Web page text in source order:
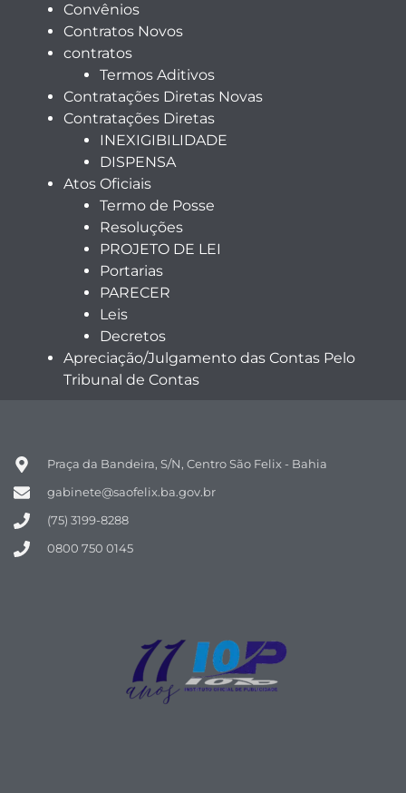
Convênios
Contratos Novos
contratos
Termos Aditivos
Contratações Diretas Novas
Contratações Diretas
INEXIGIBILIDADE
DISPENSA
Atos Oficiais
Termo de Posse
Resoluções
PROJETO DE LEI
Portarias
PARECER
Leis
Decretos
Apreciação/Julgamento das Contas Pelo
Tribunal de Contas
Praça da Bandeira, S/N, Centro São Felix - Bahia
gabinete@saofelix.ba.gov.br
(75) 3199-8288
0800 750 0145